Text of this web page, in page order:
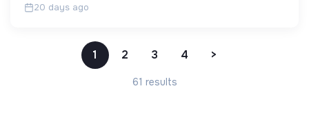
20 days ago
1 2 3 4 >
61 results